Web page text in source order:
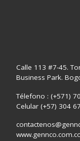
Calle 113 #7-45.
Business Park.
Télefono : (+571)
Celular (+57) 304